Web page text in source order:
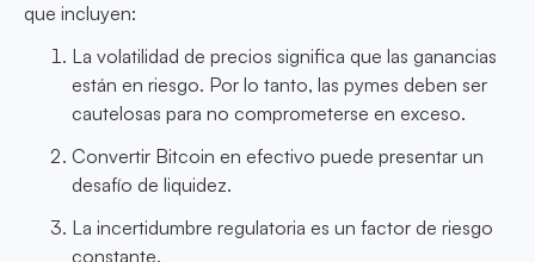
que incluyen:
La volatilidad de precios significa que las ganancias
están en riesgo. Por lo tanto, las pymes deben ser
cautelosas para no comprometerse en exceso.
Convertir Bitcoin en efectivo puede presentar un
desafío de liquidez.
La incertidumbre regulatoria es un factor de riesgo
constante.